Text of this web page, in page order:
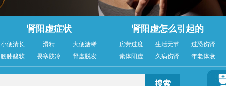
肾阳虚症状
小便清长 滑精
大便溏稀
腰膝酸软
畏寒肢冷 肾虚脱发
肾阳虚怎么引起的
房劳过度 生活无节
过恐伤肾
素体阳虚
久病伤肾 年老体衰